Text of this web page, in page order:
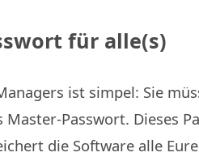
für alle(s)
ist simpel: Sie
Passwort. Dieses
die Software alle